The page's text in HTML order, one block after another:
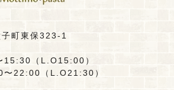
町東保323-1
15:30（L.O15:00）
〜22:00（L.O21:30）